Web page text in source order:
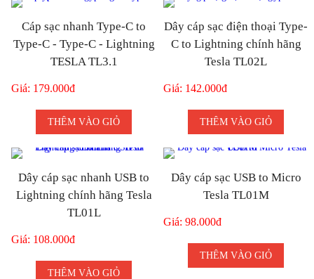
Cáp sạc nhanh Type-C to
Type-C - Type-C - Lightning
TESLA TL3.1
Giá: 179.000đ
THÊM VÀO GIỎ
Dây cáp sạc điện thoại Type-
C to Lightning chính hãng
Tesla TL02L
Giá: 142.000đ
THÊM VÀO GIỎ
Dây cáp sạc nhanh USB to
Lightning chính hãng Tesla
TL01L
Giá: 108.000đ
THÊM VÀO GIỎ
Dây cáp sạc USB to Micro
Tesla TL01M
Giá: 98.000đ
THÊM VÀO GIỎ